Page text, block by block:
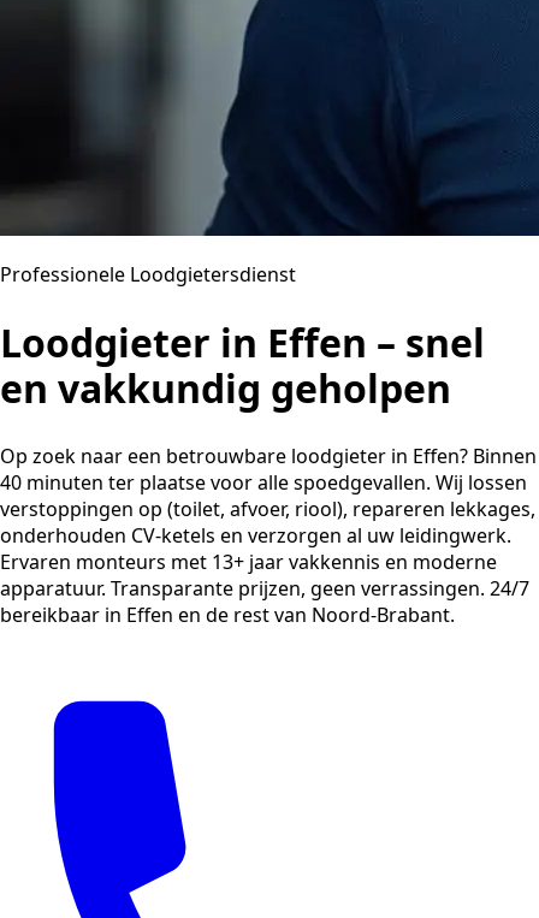
Professionele Loodgietersdienst
Loodgieter in Effen – snel
en vakkundig geholpen
Op zoek naar een betrouwbare loodgieter in Effen? Binnen
40 minuten ter plaatse voor alle spoedgevallen. Wij lossen
verstoppingen op (toilet, afvoer, riool), repareren lekkages,
onderhouden CV-ketels en verzorgen al uw leidingwerk.
Ervaren monteurs met 13+ jaar vakkennis en moderne
apparatuur. Transparante prijzen, geen verrassingen. 24/7
bereikbaar in Effen en de rest van Noord-Brabant.